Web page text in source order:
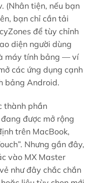
(Nhân tiện, nếu bạn
bạn chỉ cần tải
để tùy chỉnh
diện người dùng
máy tính bảng — ví
các ứng dụng cạnh
bảng Android.
thành phần
được mở rộng
trên MacBook,
Nhưng gần đây,
vào MX Master
như đây chắc chắn